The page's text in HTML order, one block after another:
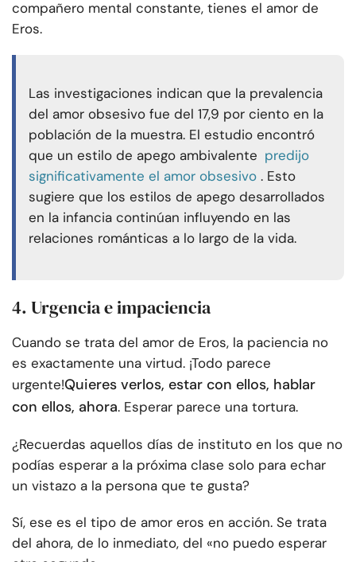
compañero mental constante, tienes el amor de
Eros.
Las investigaciones indican que la prevalencia
del amor obsesivo fue del 17,9 por ciento en la
población de la muestra. El estudio encontró
que un estilo de apego ambivalente predijo
significativamente el amor obsesivo . Esto
sugiere que los estilos de apego desarrollados
en la infancia continúan influyendo en las
relaciones románticas a lo largo de la vida.
4. Urgencia e impaciencia
Cuando se trata del amor de Eros, la paciencia no
es exactamente una virtud. ¡Todo parece
urgente!Quieres verlos, estar con ellos, hablar
con ellos, ahora. Esperar parece una tortura.
¿Recuerdas aquellos días de instituto en los que no
podías esperar a la próxima clase solo para echar
un vistazo a la persona que te gusta?
Sí, ese es el tipo de amor eros en acción. Se trata
del ahora, de lo inmediato, del «no puedo esperar